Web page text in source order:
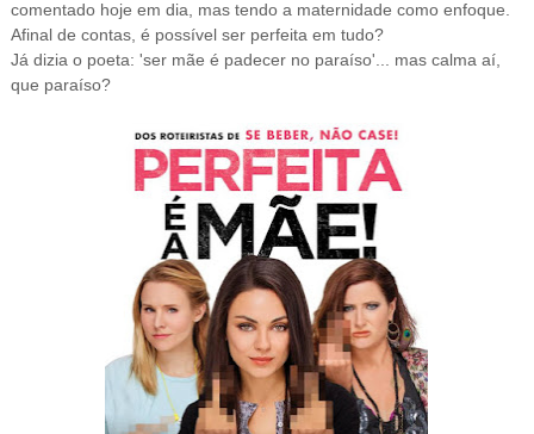
comentado hoje em dia, mas tendo a maternidade como enfoque.
Afinal de contas, é possível ser perfeita em tudo?
Já dizia o poeta: 'ser mãe é padecer no paraíso'... mas calma aí,
que paraíso?